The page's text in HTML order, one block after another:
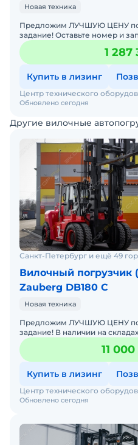
Новая техника
Предложим ЛУЧШУЮ ЦЕНУ
задание! Оставьте номер и запрос - мы подберем модель
со СКИДКОЙ. В наличии на складах новые вилочные
погрузчики
1 287
Купить в лизинг
Обновлено сегодня
Центр технического
Другие вилочные
Санкт-Петербург и ещё 49
Вилочный погрузчик
Zauberg DB180 C
Новая техника
Предложим ЛУЧШУЮ ЦЕНУ
задание! В наличии на складах новые вилочные погрузчики
с официальной гарантией от
дос
11
Купить в лизинг
Обновлено сегодня
Центр технического